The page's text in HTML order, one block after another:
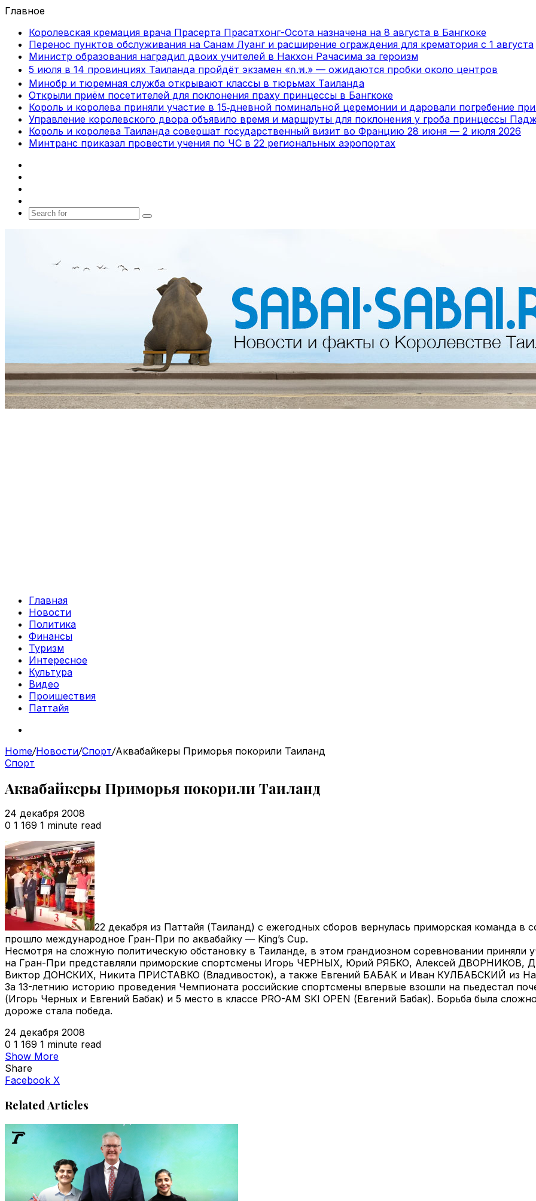
Главное
Королевская кремация врача Прасерта Прасатхонг-Осота назначена на 8 августа в Бангкоке
Перенос пунктов обслуживания на Санам Луанг и расширение ограждения для крематория с 1 августа
Министр образования наградил двоих учителей в Накхон Рачасима за героизм
5 июля в 14 провинциях Таиланда пройдёт экзамен «ก.พ.» — ожидаются пробки около центров
Минобр и тюремная служба открывают классы в тюрьмах Таиланда
Открыли приём посетителей для поклонения праху принцессы в Бангкоке
Король и королева приняли участие в 15‑дневной поминальной церемонии и даровали погребение
Управление королевского двора объявило время и маршруты для поклонения у гроба принцессы
Король и королева Таиланда совершат государственный визит во Францию 28 июня — 2 июля 2026
Минтранс приказал провести учения по ЧС в 22 региональных аэропортах
Search
Главная
Новости
Политика
Финансы
Туризм
Интересное
Культура
Видео
Проишествия
Паттайя
Home/Новости/Спорт/Аквабайкеры Приморья покорили Таиланд
Спорт
Аквабайкеры Приморья покорили Таиланд
24 декабря 2008
0 1 169 1 minute read
22 декабря из Паттайя (Таиланд) с ежегодных сборов вернулась приморская команда в
прошло международное Гран-При по аквабайку — King’s Cup.
Несмотря на сложную политическую обстановку в Таиланде, в этом грандиозном соревновании приняли
на Гран-При представляли приморские спортсмены Игорь ЧЕРНЫХ, Юрий РЯБКО, Алексей
Виктор ДОНСКИХ, Никита ПРИСТАВКО (Владивосток), а также Евгений БАБАК и Иван КУЛБАБСКИЙ из
За 13-летнию историю проведения Чемпионата российские спортсмены впервые взошли на пьедестал
(Игорь Черных и Евгений Бабак) и 5 место в классе PRO-AM SKI OPEN (Евгений Бабак). Борьба была
дороже стала победа.
24 декабря 2008
0 1 169 1 minute read
Show More
Share
Facebook X
Related Articles